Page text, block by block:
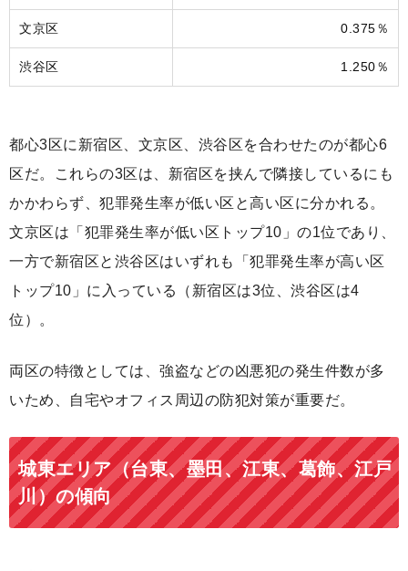
文京区 0.375％
渋谷区 1.250％
都心3区に新宿区、文京区、渋谷区を合わせたのが都心6
区だ。これらの3区は、新宿区を挟んで隣接しているにも
かかわらず、犯罪発生率が低い区と高い区に分かれる。
文京区は「犯罪発生率が低い区トップ10」の1位であり、
一方で新宿区と渋谷区はいずれも「犯罪発生率が高い区
トップ10」に入っている（新宿区は3位、渋谷区は4
位）。
両区の特徴としては、強盗などの凶悪犯の発生件数が多
いため、自宅やオフィス周辺の防犯対策が重要だ。
城東エリア（台東、墨田、江東、葛飾、江戸
川）の傾向